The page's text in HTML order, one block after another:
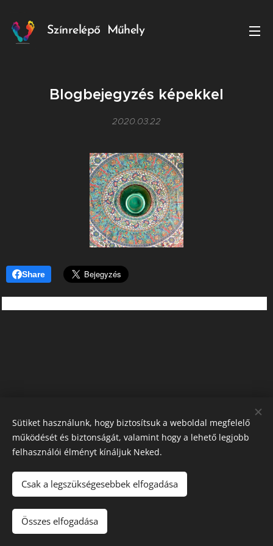
Színrelépő Műhely
Blogbejegyzés képekkel
2020.03.22
Share
Színrelépő Műhely - "Alkotás a lélek szolgálatában"
Az oldalt a
Sütiket használunk, hogy biztosítsuk a weboldal megfelelő
működését és biztonságát, valamint hogy a lehető legjobb
felhasználói élményt kínáljuk Neked.
Csak a legszükségesebbek elfogadása
Összes elfogadása